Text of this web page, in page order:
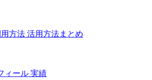
方法 活用方法まとめ
ィール 実績